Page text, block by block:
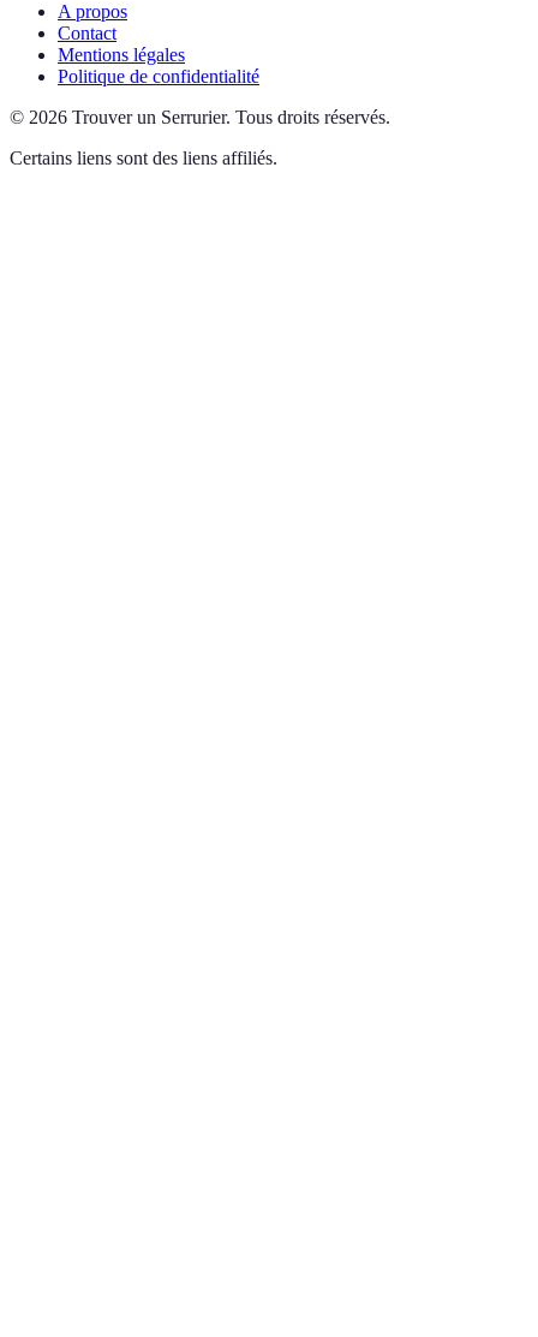
A propos
Contact
Mentions légales
Politique de confidentialité
© 2026 Trouver un Serrurier. Tous droits réservés.
Certains liens sont des liens affiliés.